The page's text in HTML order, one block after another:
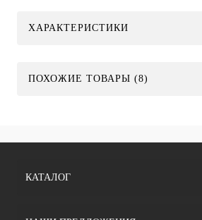
ХАРАКТЕРИСТИКИ
ПОХОЖИЕ ТОВАРЫ (8)
КАТАЛОГ